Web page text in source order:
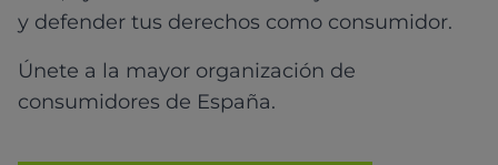
y defender tus derechos como consumidor.
Únete a la mayor organización de
consumidores de España.